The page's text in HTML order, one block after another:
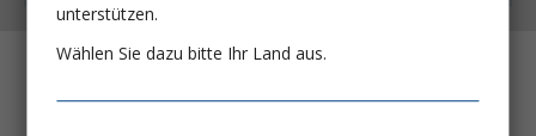
unterstützen.
Wählen Sie dazu bitte Ihr Land aus.